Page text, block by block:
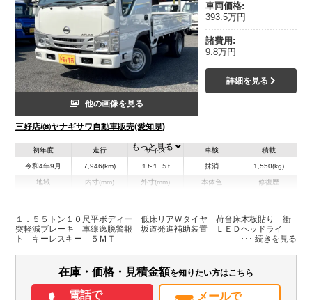
他の画像を見る
三好店/㈱ヤナギサワ自動車販売(愛知県)
車両価格:
393.5万円
諸費用:
9.8万円
詳細を見る
初年度
令和4年9月
走行
7,946(km)
サイズ
１t-１.５t
車検
抹消
積載
1,550(kg)
地域 内寸(mm)
H:380
外寸(mm)
H:1,970
本体色 修復歴
電動格納ミラー
ドラレコ
取扱説明書（一部含む）
メンテナンスノート（保証書）
もっと見る
１．５５トン１０尺平ボディー 低床リアＷタイヤ 荷台床木板貼り 衝
突軽減ブレーキ 車線逸脱警報 坂道発進補助装置 ＬＥＤヘッドライ
ト キーレスキー ５ＭＴ
在庫・価格・見積金額を知りたい方はこちら
電話で
メールで